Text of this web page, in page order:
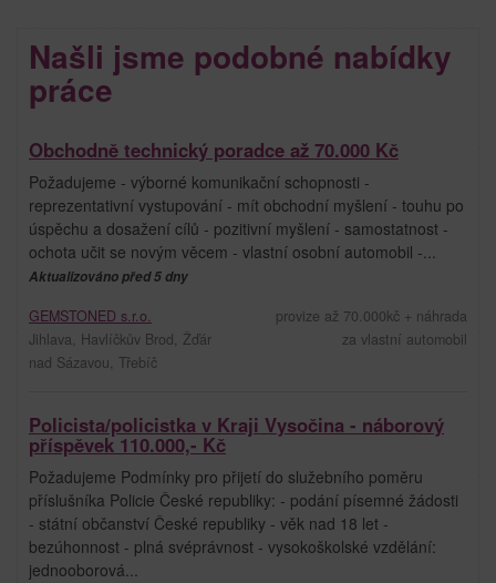
Našli jsme podobné nabídky
práce
Obchodně technický poradce až 70.000 Kč
Požadujeme - výborné komunikační schopnosti -
reprezentativní vystupování - mít obchodní myšlení - touhu po
úspěchu a dosažení cílů - pozitivní myšlení - samostatnost -
ochota učit se novým věcem - vlastní osobní automobil -...
Aktualizováno před 5 dny
GEMSTONED s.r.o.
Jihlava, Havlíčkův Brod, Žďár
nad Sázavou, Třebíč
provize až 70.000kč + náhrada
za vlastní automobil
Policista/policistka v Kraji Vysočina - náborový
příspěvek 110.000,- Kč
Požadujeme Podmínky pro přijetí do služebního poměru
příslušníka Policie České republiky: - podání písemné žádosti
- státní občanství České republiky - věk nad 18 let -
bezúhonnost - plná svéprávnost - vysokoškolské vzdělání:
jednooborová...